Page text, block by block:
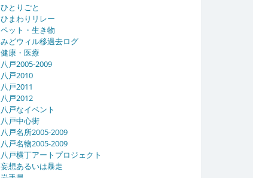
ひとりごと
ひまわりリレー
ペット・生き物
みどウィル移過去ログ
健康・医療
八戸2005-2009
八戸2010
八戸2011
八戸2012
八戸なイベント
八戸中心街
八戸名所2005-2009
八戸名物2005-2009
八戸横丁アートプロジェクト
妄想あるいは暴走